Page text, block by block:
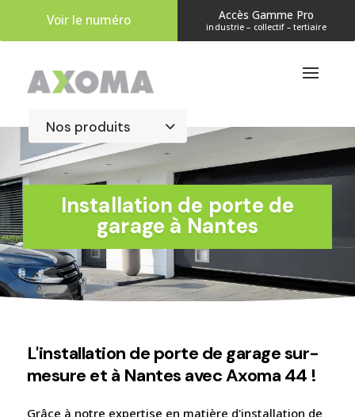
Voir le numéro Accès Gamme Pro
industrie – collectif – tertiaire
​Installation de porte de
garage à Nantes
L'installation de porte de garage sur-
mesure et à Nantes avec Axoma 44 !
Grâce à notre expertise en matière d'installation de